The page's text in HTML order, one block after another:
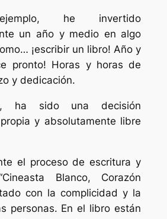
he invertido
un año y medio en algo
¡escribir un libro! Año y
pronto! Horas y horas de
y dedicación.
ha sido una decisión
y absolutamente libre
el proceso de escritura y
Blanco, Corazón
con la complicidad y la
personas. En el libro están